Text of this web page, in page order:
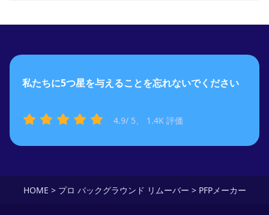
私たちに5つ星を与えることを忘れないでください
4.9/ 5、 1.4K 評価
HOME > プロ バックグラウンド リムーバー > PFPメーカー